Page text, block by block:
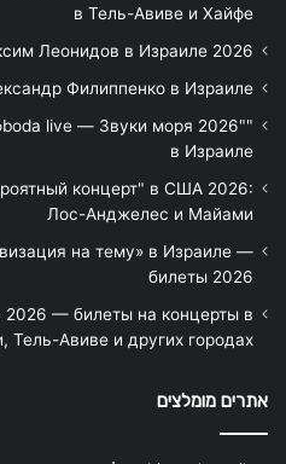
в Тель-Авиве и Хайфе
Леонидов в Израиле 2026
Филиппенко в Израиле
live — Звуки моря 2026"
в Израиле
концерт" в США 2026:
Лос-Анджелес и Майами
на тему» в Израиле —
билеты 2026
— билеты на концерты в
Тель-Авиве и других городах
אתרים מומלצים